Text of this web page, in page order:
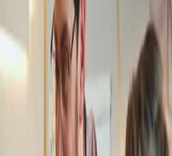
acesso a bens e serviços pertencentes a
no primeiro parágrafo do tópico.
se fundamenta na troca colaborativa de
— sendo potencializada pela
passageira, até mesmo pela longevidade
bem-sucedidos, ela representa uma
consumo e produção.
baseados nesse modelo
do conceito e um dos principais
que prosperaram por meio de um